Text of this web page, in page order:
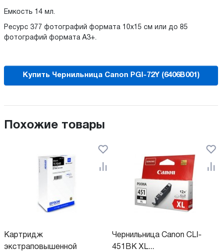
Емкость 14 мл.
Ресурс 377 фотографий формата 10x15 см или до 85
фотографий формата A3+.
Купить Чернильница Canon PGI-72Y (6406B001)
Похожие товары
Картридж
экстраповышенной
Чернильница Canon CLI-
451BK XL...